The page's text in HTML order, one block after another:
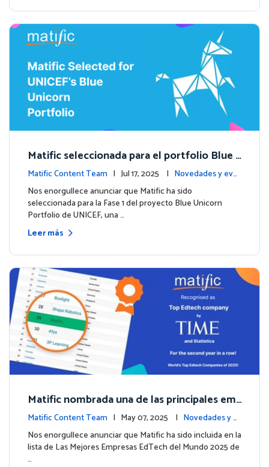
Matific seleccionada para el portfolio Blue
Unicorn de UNICEF: Comienza una nueva et
apa
Matific Content Team | Jul 17, 2025 | Novedades y eve
ntos
Nos enorgullece anunciar que Matific ha sido
seleccionada para la Fase 1 del proyecto Blue Unicorn
Portfolio de UNICEF, una …
Leer más
Matific nombrada una de las principales em
presas EdTech del mundo por TIME en 2025
Matific Content Team | May 07, 2025 | Novedades y e
ventos
Nos enorgullece anunciar que Matific ha sido incluida en la
lista de Las Mejores Empresas EdTech del Mundo 2025 de
…